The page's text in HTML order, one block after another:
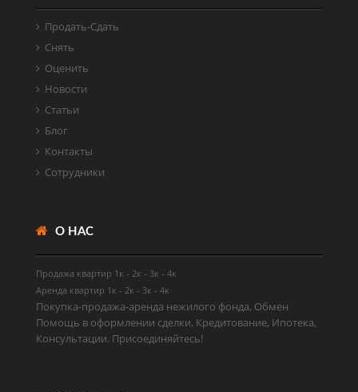
Продать-Cдать
Снять
Оценить
Новости
Статьи
Блог
Контакты
Сотрудники
О НАС
Продажа квартир 1к - 2к - 3к - 4к
Аренда квартир 1к - 2к - 3к - 4к
Покупка-продажа-аренда нежилого фонда, Обмен
Помощь в оформлении сделки, Кредитование, Ипотека,
Консультации. Присоединяйтесь!